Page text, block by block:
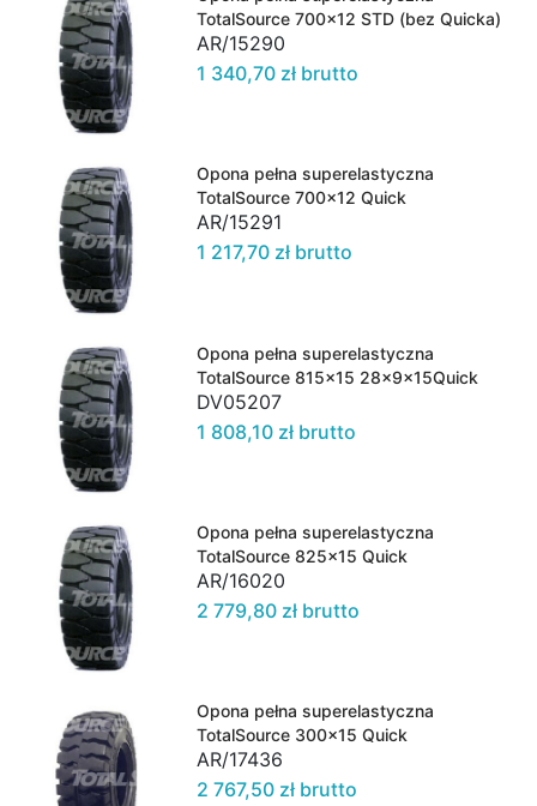
TotalSource 700x12 STD (bez Quicka)
AR/15290
1 340,70 zł brutto
Opona pełna superelastyczna
TotalSource 700x12 Quick
AR/15291
1 217,70 zł brutto
Opona pełna superelastyczna
TotalSource 815x15 28x9x15Quick
DV05207
1 808,10 zł brutto
Opona pełna superelastyczna
TotalSource 825x15 Quick
AR/16020
2 779,80 zł brutto
Opona pełna superelastyczna
TotalSource 300x15 Quick
AR/17436
2 767,50 zł brutto